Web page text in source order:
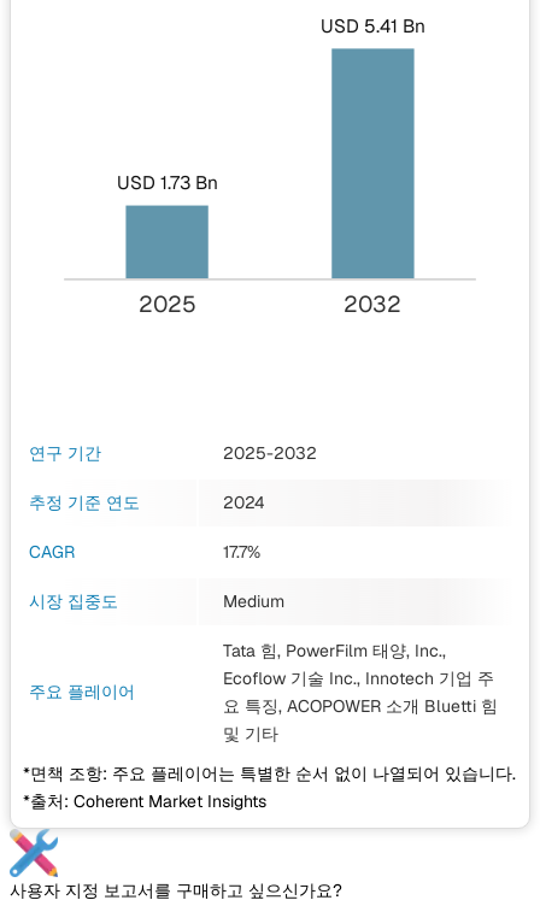
USD 1.73 Bn
USD 5.41 Bn
2025 2032
연구 기간 2025-2032
추정 기준 연도 2024
CAGR 17.7%
시장 집중도 Medium
주요 플레이어
Tata 힘, PowerFilm 태양, Inc.,
Ecoflow 기술 Inc., Innotech 기업 주
요 특징, ACOPOWER 소개 Bluetti 힘
및 기타
*면책 조항: 주요 플레이어는 특별한 순서 없이 나열되어 있습니다.
*출처: Coherent Market Insights
사용자 지정 보고서를 구매하고 싶으신가요?